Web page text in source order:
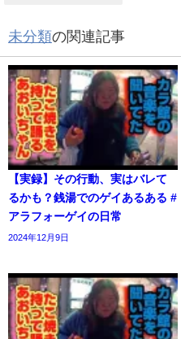
未分類の関連記事
【実録】その行動、実はバレて
るかも？銭湯でのゲイあるある #
アラフォーゲイの日常
2024年12月9日